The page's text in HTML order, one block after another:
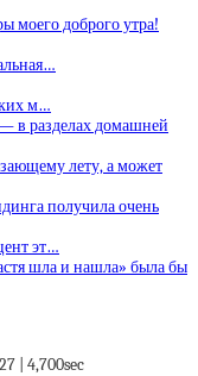
моего доброго утра!
м…
в разделах домашней
лету, а может
получила очень
эт…
шла и нашла» была бы
| 4,700sec